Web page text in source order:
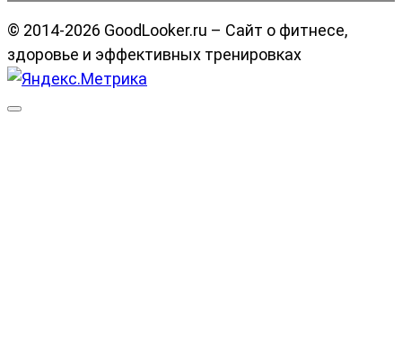
© 2014-2026 GoodLooker.ru – Сайт о фитнесе,
здоровье и эффективных тренировках